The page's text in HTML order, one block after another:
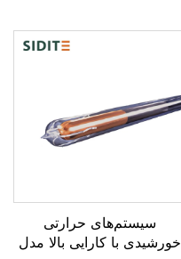
سیستم‌های حرارتی
خورشیدی با کارایی بالا مدل